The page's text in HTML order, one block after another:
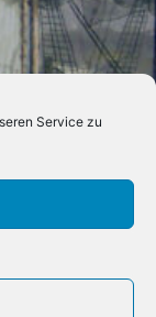
Service zu